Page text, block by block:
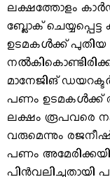
ലക്ഷത്തോളം
ബ്ലോക്
ഉടമകൾക്ക്
മാനേജിങ്
പണം ഉടമകൾക്ക്
ലക്ഷം രൂപവരെ
വരുമെന്നും
പണം